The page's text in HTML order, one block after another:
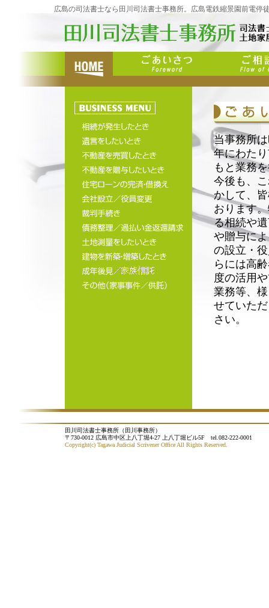
広島の司法書士なら田川司法書士事務所。広島電鉄縮景園前電停
当事務所
年にわた
もと業務
今後も、
かして、
おります
る相続や
や贈与に
の設立・
らには高
度の活用
業務等、
せていた
さい。
田川司法書士事務所（田川事務所）
〒730-0012 広島市中区上八丁堀4-27 上八丁堀ビル5F tel.082-222-0001
Copyright(c) Tagawa Judicial Scrivener Office All Rights Reserved.